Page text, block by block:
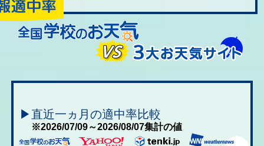
▶直近一ヵ月の適中率比較
※2026/07/09～2026/08/07集計の値